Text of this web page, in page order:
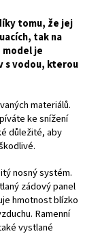
tomu, že jej
tak na
je
s vodou, kterou
materiálů.
ke snížení
důležité, aby
nosný systém.
zádový panel
hmotnost blízko
Ramenní
vystlané